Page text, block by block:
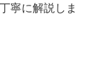
寧に解説しま